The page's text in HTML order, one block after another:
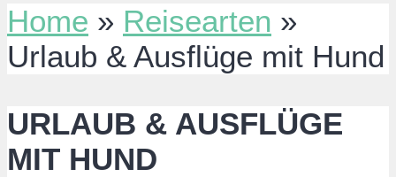
Home » Reisearten »
Urlaub & Ausflüge mit Hund
URLAUB & AUSFLÜGE
MIT HUND